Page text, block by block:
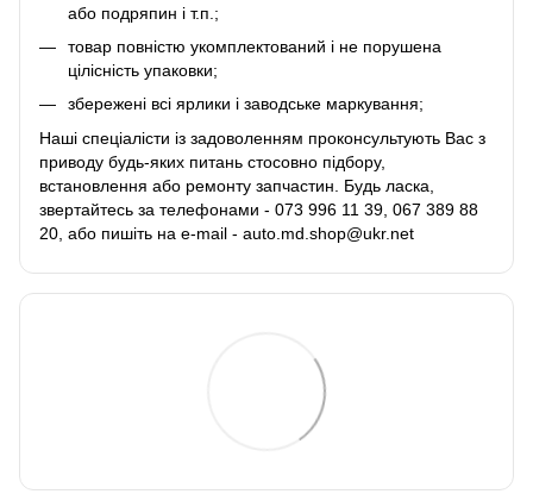
або подряпин і т.п.;
товар повністю укомплектований і не порушена
цілісність упаковки;
збережені всі ярлики і заводське маркування;
Наші спеціалісти із задоволенням проконсультують Вас з
приводу будь-яких питань стосовно підбору,
встановлення або ремонту запчастин. Будь ласка,
звертайтесь за телефонами - 073 996 11 39, 067 389 88
20, або пишіть на e-mail - auto.md.shop@ukr.net